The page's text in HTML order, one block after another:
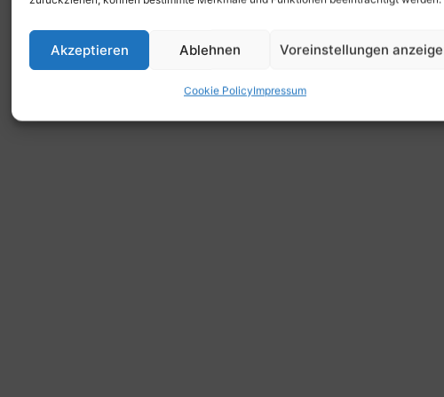
Akzeptieren Ablehnen Voreinstellungen
Cookie PolicyImpressum